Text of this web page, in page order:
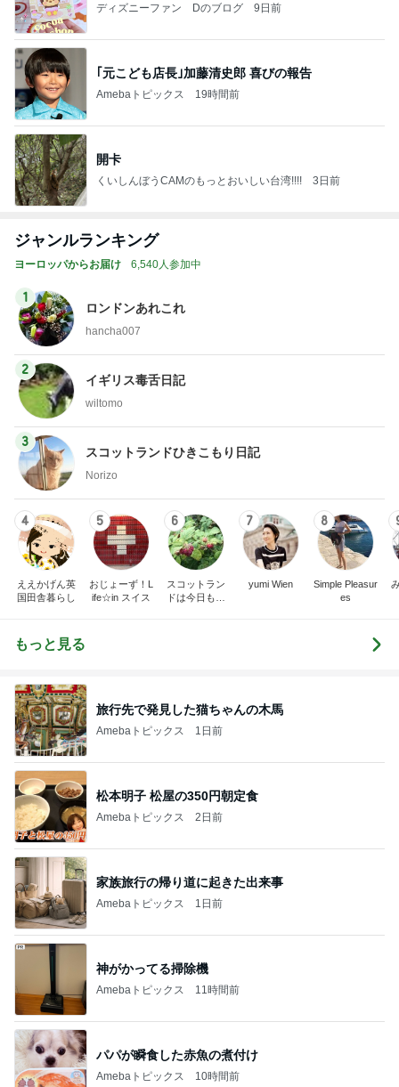
ディズニーファン Dのブログ 9日前
｢元こども店長｣加藤清史郎 喜びの報告
Amebaトピックス 19時間前
開卡
くいしんぼうCAMのもっとおいしい台湾!!!! 3日前
ジャンルランキング
ヨーロッパからお届け 6,540人参加中
1
ロンドンあれこれ
hancha007
2
イギリス毒舌日記
wiltomo
3
スコットランドひきこもり日記
Norizo
4
ええかげん英
国田舎暮らし
5
おじょーず！L
ife☆in スイス
6
スコットラン
ドは今日も曇
7
yumi Wien
8
Simple Pleasur
es
もっと見る
旅行先で発見した猫ちゃんの木馬
Amebaトピックス 1日前
松本明子 松屋の350円朝定食
Amebaトピックス 2日前
家族旅行の帰り道に起きた出来事
Amebaトピックス 1日前
神がかってる掃除機
Amebaトピックス 11時間前
パパが瞬食した赤魚の煮付け
Amebaトピックス 10時間前